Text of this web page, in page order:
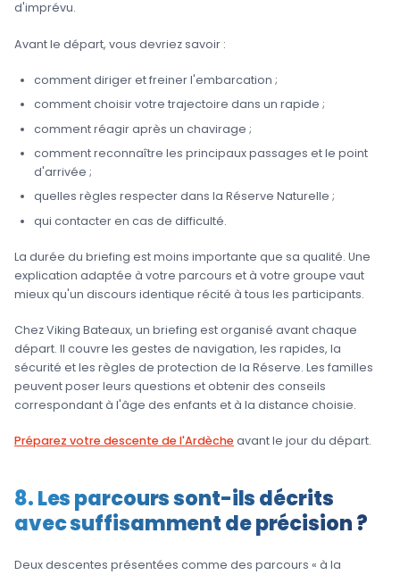
d'imprévu.
Avant le départ, vous devriez savoir :
comment diriger et freiner l'embarcation ;
comment choisir votre trajectoire dans un rapide ;
comment réagir après un chavirage ;
comment reconnaître les principaux passages et le point
d'arrivée ;
quelles règles respecter dans la Réserve Naturelle ;
qui contacter en cas de difficulté.
La durée du briefing est moins importante que sa qualité. Une
explication adaptée à votre parcours et à votre groupe vaut
mieux qu'un discours identique récité à tous les participants.
Chez Viking Bateaux, un briefing est organisé avant chaque
départ. Il couvre les gestes de navigation, les rapides, la
sécurité et les règles de protection de la Réserve. Les familles
peuvent poser leurs questions et obtenir des conseils
correspondant à l'âge des enfants et à la distance choisie.
Préparez votre descente de l'Ardècheavant le jour du départ.
8. Les parcours sont-ils décrits
avec suffisamment de précision ?
Deux descentes présentées comme des parcours « à la